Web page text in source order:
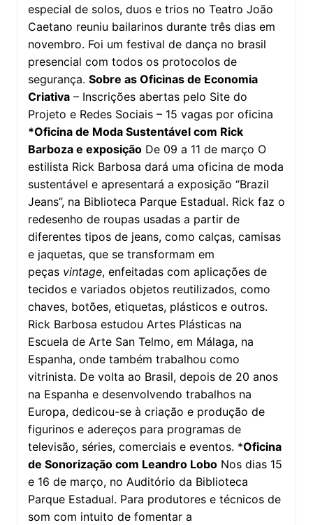
especial de solos, duos e trios no Teatro João
Caetano reuniu bailarinos durante três dias em
novembro. Foi um festival de dança no brasil
presencial com todos os protocolos de
segurança. Sobre as Oficinas de Economia
Criativa– Inscrições abertas pelo Site do
Projeto e Redes Sociais – 15 vagas por oficina
*Oficina de Moda Sustentável com Rick
Barboza e exposiçãoDe 09 a 11 de março O
estilista Rick Barbosa dará uma oficina de moda
sustentável e apresentará a exposição “Brazil
Jeans”, na Biblioteca Parque Estadual. Rick faz o
redesenho de roupas usadas a partir de
diferentes tipos de jeans, como calças, camisas
e jaquetas, que se transformam em
peças vintage, enfeitadas com aplicações de
tecidos e variados objetos reutilizados, como
chaves, botões, etiquetas, plásticos e outros.
Rick Barbosa estudou Artes Plásticas na
Escuela de Arte San Telmo, em Málaga, na
Espanha, onde também trabalhou como
vitrinista. De volta ao Brasil, depois de 20 anos
na Espanha e desenvolvendo trabalhos na
Europa, dedicou-se à criação e produção de
figurinos e adereços para programas de
televisão, séries, comerciais e eventos. *Oficina
de Sonorização com Leandro LoboNos dias 15
e 16 de março, no Auditório da Biblioteca
Parque Estadual. Para produtores e técnicos de
som com intuito de fomentar a